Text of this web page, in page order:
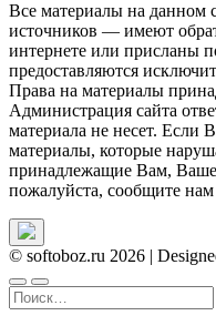
Все материалы на данном
источников — имеют
интернете или присланы
предоставляются
Права на материалы
Администрация сайта
материала не несет. Если
материалы, которые
принадлежащие Вам,
пожалуйста, сообщите
© softoboz.ru 2026 |
Найти: